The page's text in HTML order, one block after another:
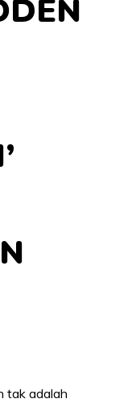
tak adalah